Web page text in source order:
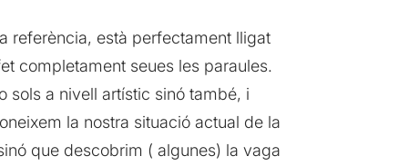
referència, està perfectament lligat
completament seues les paraules.
sols a nivell artístic sinó també, i
la nostra situació actual de la
que descobrim ( algunes) la vaga